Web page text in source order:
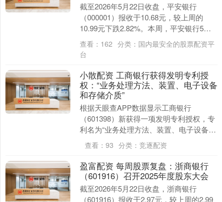
截至2026年5月22日收盘，平安银行
（000001）报收于10.68元，较上周的
10.99元下跌2.82%。本周，平安银行5月
18日盘中最高价报10.97元。....
查看： 162 分类： 国内最安全的股票配资平
台
小散配资 工商银行获得发明专利授
权：“业务处理方法、装置、电子设备
和存储介质”
根据天眼查APP数据显示工商银行
（601398）新获得一项发明专利授权，专
利名为“业务处理方法、装置、电子设备和
存储介质”，专利申请号为
CN2022110399....
查看： 93 分类： 竞逐配资
盈富配资 每周股票复盘：浙商银行
（601916）召开2025年度股东大会
截至2026年5月22日收盘，浙商银行
（601916）报收于2.97元，较上周的2.99